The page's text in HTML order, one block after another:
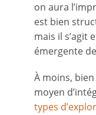
on aura
est bien
mais il s’agit
émergente
À moins,
moyen
types